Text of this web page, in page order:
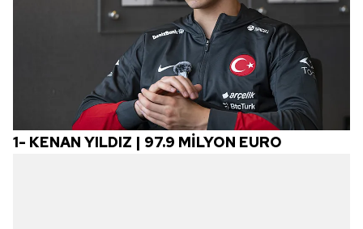
1- KENAN YILDIZ | 97.9 MİLYON EURO